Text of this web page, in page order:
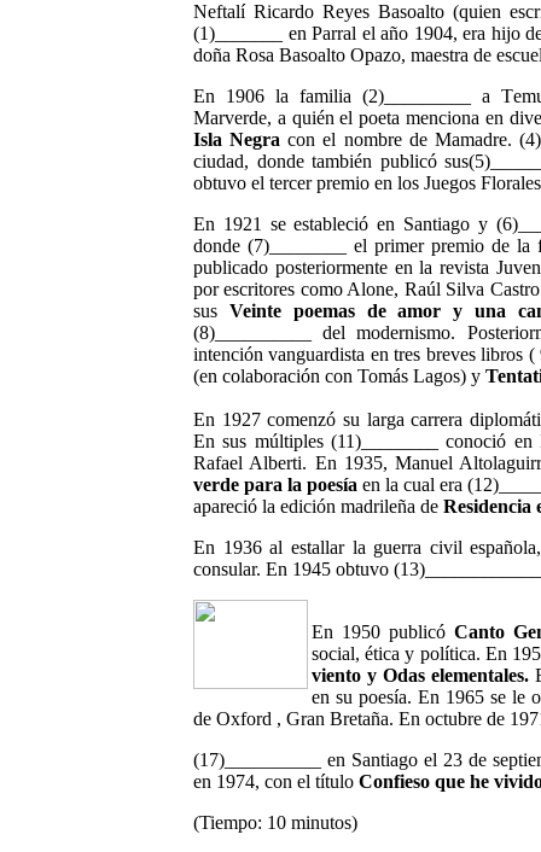
Neftalí Ricardo Reyes Basoalto (quien
(1)_______ en Parral el año 1904, era hijo
doña Rosa Basoalto Opazo, maestra de
En 1906 la familia (2)_________ a
Marverde, a quién el poeta menciona en
Isla Negra con el nombre de Mamadre.
ciudad, donde también publicó
obtuvo el tercer premio en los Juegos
En 1921 se estableció en Santiago y
donde (7)________ el primer premio de la
publicado posteriormente en la revista
por escritores como Alone, Raúl Silva
sus Veinte poemas de amor y una
(8)__________ del modernismo.
intención vanguardista en tres breves libros
(en colaboración con Tomás Lagos) y
En 1927 comenzó su larga carrera
En sus múltiples (11)________ conoció
Rafael Alberti. En 1935, Manuel
verde para la poesía en la cual era
apareció la edición madrileña de Residencia
En 1936 al estallar la guerra civil
consular. En 1945 obtuvo
En 1950 publicóCanto
social, ética y política. En
viento y Odas elementales.
en su poesía. En 1965 se le
de Oxford , Gran Bretaña. En octubre de
(17)__________ en Santiago el 23 de
en 1974, con el título Confieso que he
(Tiempo: 10 minutos)